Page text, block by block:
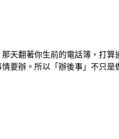
天翻著你生前的電話簿，打
情要辦。所以「辦後事」不只